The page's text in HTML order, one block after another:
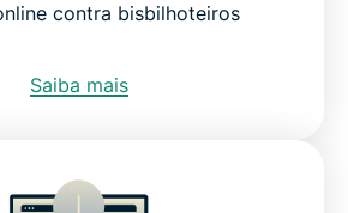
contra bisbilhoteiros
Saiba mais